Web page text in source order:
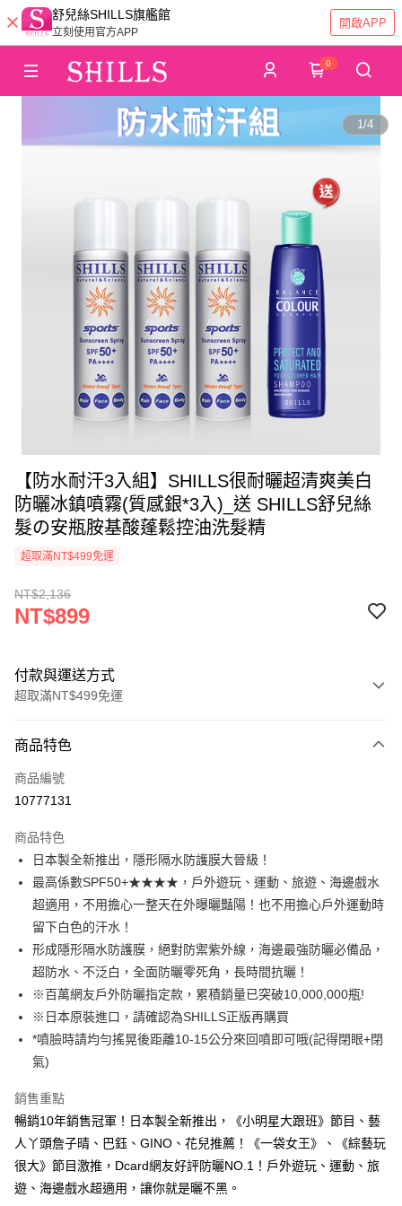
舒兒絲SHILLS旗艦館
立刻使用官方APP
開啟APP
0
1/4
【防水耐汗3入組】SHILLS很耐曬超清爽美白
防曬冰鎮噴霧(質感銀*3入)_送 SHILLS舒兒絲
髮の安瓶胺基酸蓬鬆控油洗髮精
超取滿NT$499免運
NT$2,136
NT$899
付款與運送方式
超取滿NT$499免運
信用卡一次付款
超商取貨付款
Apple Pay
街口支付
悠遊付
ATM付款
運送方式
每筆NT$85，滿NT$499(含以上)免運費
7-11取貨付款
每筆NT$85，滿NT$499(含以上)免運費
商品特色
商品編號
10777131
商品特色
日本製全新推出，隱形隔水防護膜大晉級！
最高係數SPF50+★★★★，戶外遊玩、運動、旅遊、海邊戲水
超適用，不用擔心一整天在外曝曬豔陽！也不用擔心戶外運動時
留下白色的汗水！
形成隱形隔水防護膜，絕對防禦紫外線，海邊最強防曬必備品，
超防水、不泛白，全面防曬零死角，長時間抗曬！
※百萬網友戶外防曬指定款，累積銷量已突破10,000,000瓶!
※日本原裝進口，請確認為SHILLS正版再購買
*噴臉時請均勻搖晃後距離10-15公分來回噴即可哦(記得閉眼+閉
氣)
銷售重點
暢銷10年銷售冠軍！日本製全新推出，《小明星大跟班》節目、藝
人丫頭詹子晴、巴鈺、GINO、花兒推薦！《一袋女王》、《綜藝玩
很大》節目激推，Dcard網友好評防曬NO.1！戶外遊玩、運動、旅
遊、海邊戲水超適用，讓你就是曬不黑。